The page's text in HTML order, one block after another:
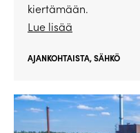
kiertämään.
Lue lisää
AJANKOHTAISTA,SÄHKÖ